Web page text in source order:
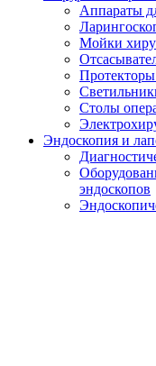
Аппараты
Мойки
Столы
Эндоскопия и
эндоскопов